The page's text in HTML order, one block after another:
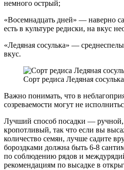
немного острый;
«Восемнадцать дней» — наверно
есть в культуре редиски, на вкус
«Ледяная сосулька» —
вкус.
Сорт редиса Ледяная сосулька
Важно понимать, что в
созреваемости могут не
Лучший способ посадки —
кропотливый, так что если вы
количество семян, лучше садите
бороздками должна быть 6-8
по соблюдению рядов и
рекомендациям по высадке в